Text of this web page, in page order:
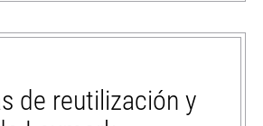
de reutilización y